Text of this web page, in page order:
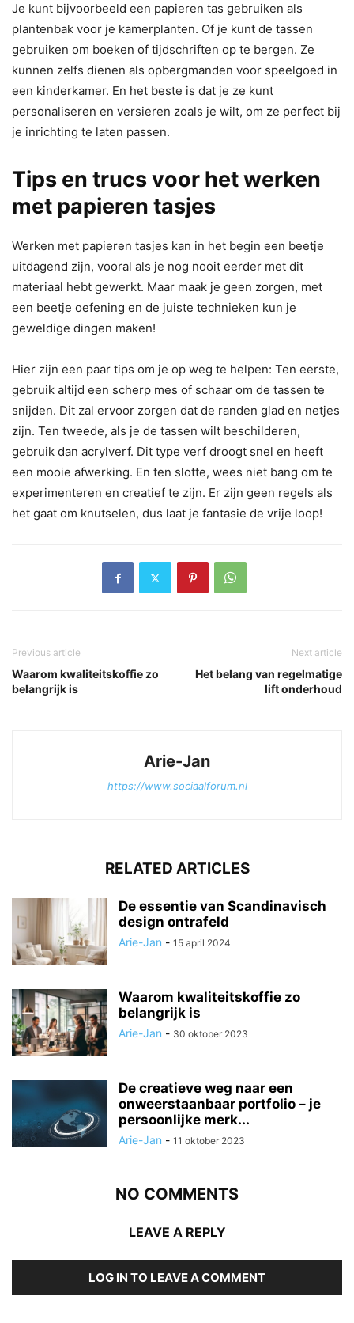
Je kunt bijvoorbeeld een papieren tas gebruiken als
plantenbak voor je kamerplanten. Of je kunt de tassen
gebruiken om boeken of tijdschriften op te bergen. Ze
kunnen zelfs dienen als opbergmanden voor speelgoed in
een kinderkamer. En het beste is dat je ze kunt
personaliseren en versieren zoals je wilt, om ze perfect bij
je inrichting te laten passen.
Tips en trucs voor het werken
met papieren tasjes
Werken met papieren tasjes kan in het begin een beetje
uitdagend zijn, vooral als je nog nooit eerder met dit
materiaal hebt gewerkt. Maar maak je geen zorgen, met
een beetje oefening en de juiste technieken kun je
geweldige dingen maken!
Hier zijn een paar tips om je op weg te helpen: Ten eerste,
gebruik altijd een scherp mes of schaar om de tassen te
snijden. Dit zal ervoor zorgen dat de randen glad en netjes
zijn. Ten tweede, als je de tassen wilt beschilderen,
gebruik dan acrylverf. Dit type verf droogt snel en heeft
een mooie afwerking. En ten slotte, wees niet bang om te
experimenteren en creatief te zijn. Er zijn geen regels als
het gaat om knutselen, dus laat je fantasie de vrije loop!
Previous article
Waarom kwaliteitskoffie zo
belangrijk is
Next article
Het belang van regelmatige
lift onderhoud
Arie-Jan
https://www.sociaalforum.nl
RELATED ARTICLES
De essentie van Scandinavisch
design ontrafeld
Arie-Jan - 15 april 2024
Waarom kwaliteitskoffie zo
belangrijk is
Arie-Jan - 30 oktober 2023
De creatieve weg naar een
onweerstaanbaar portfolio – je
persoonlijke merk...
Arie-Jan - 11 oktober 2023
NO COMMENTS
LEAVE A REPLY
LOG IN TO LEAVE A COMMENT